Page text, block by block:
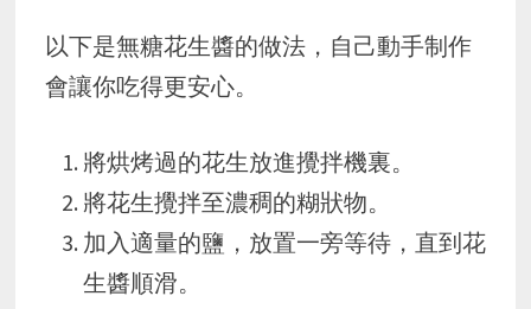
以下是無糖花生醬的做法，自己動手制作
會讓你吃得更安心。
將烘烤過的花生放進攪拌機裏。
將花生攪拌至濃稠的糊狀物。
加入適量的鹽，放置一旁等待，直到花
生醬順滑。